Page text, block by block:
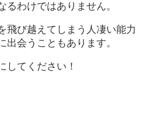
るわけではありません。
飛び越えてしまう人凄い能力
出会うこともあります。
してください！